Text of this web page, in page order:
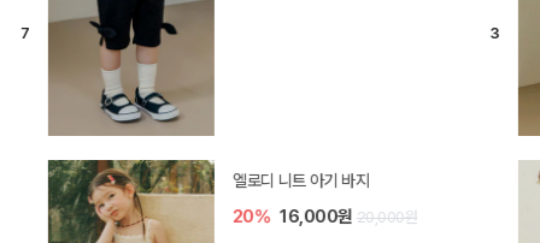
엘로디 니트 아기 바지
20% 16,000원 20,000원